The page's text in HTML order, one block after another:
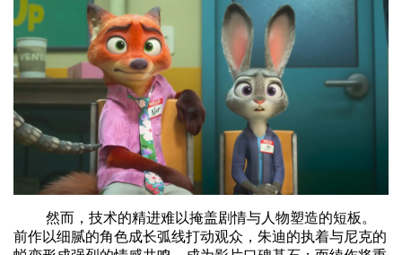
然而，技术的精进难以掩盖剧情与人物塑造的短板。
前作以细腻的角色成长弧线打动观众，朱迪的执着与尼克的